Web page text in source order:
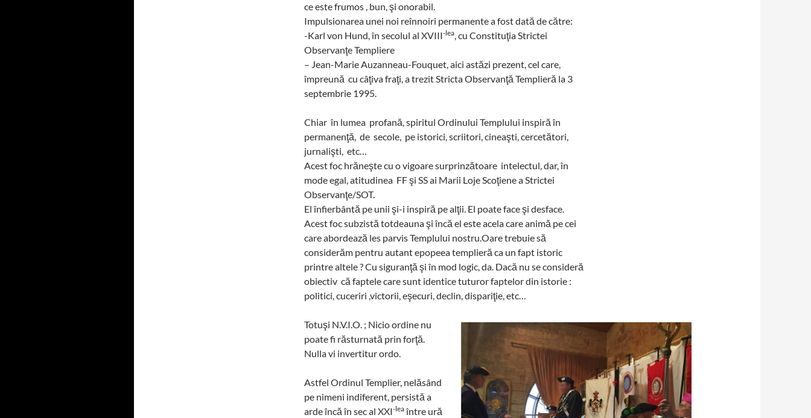
ce este frumos , bun, şi onorabil.
Impulsionarea unei noi reînnoiri permanente a fost dată de către:
-Karl von Hund, în secolul al XVIII-lea, cu Constituţia Strictei
Observanţe Templiere
– Jean-Marie Auzanneau-Fouquet, aici astăzi prezent, cel care,
împreună cu câţiva fraţi, a trezit Stricta Observanţă Templieră la 3
septembrie 1995.
Chiar în lumea profană, spiritul Ordinului Templului inspiră în
permanenţă, de secole, pe istorici, scriitori, cineaşti, cercetători,
jurnalişti, etc…
Acest foc hrăneşte cu o vigoare surprinzătoare intelectul, dar, în
mode egal, atitudinea FF şi SS ai Marii Loje Scoţiene a Strictei
Observanţe/SOT.
El înfierbântă pe unii şi-i inspiră pe alţii. El poate face şi desface.
Acest foc subzistă totdeauna şi încă el este acela care animă pe cei
care abordează les parvis Templului nostru.Oare trebuie să
considerăm pentru autant epopeea templieră ca un fapt istoric
printre altele ? Cu siguranţă şi în mod logic, da. Dacă nu se consideră
obiectiv că faptele care sunt identice tuturor faptelor din istorie :
politici, cuceriri ,victorii, eşecuri, declin, dispariţie, etc…
Totuşi N.V.I.O. ; Nicio ordine nu
poate fi răsturnată prin forţă.
Nulla vi invertitur ordo.
Astfel Ordinul Templier, nelăsând
pe nimeni indiferent, persistă a
arde încă în sec al XXI-lea între ură